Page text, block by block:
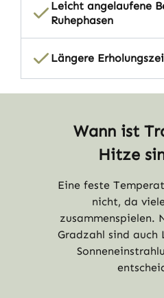
Leicht angelaufene
Ruhephasen
Längere
Wann ist
Hitze
Eine feste
nicht, da
zusammenspielen.
Gradzahl sind